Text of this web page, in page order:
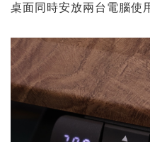
桌面同時安放兩台電腦使